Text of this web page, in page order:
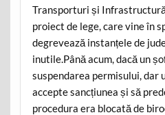
Transporturi și
proiect de lege, care vine în
degrevează instanțele de
inutile.Până acum, dacă un
suspendarea permisului, dar
accepte sancțiunea și să
procedura era blocată de